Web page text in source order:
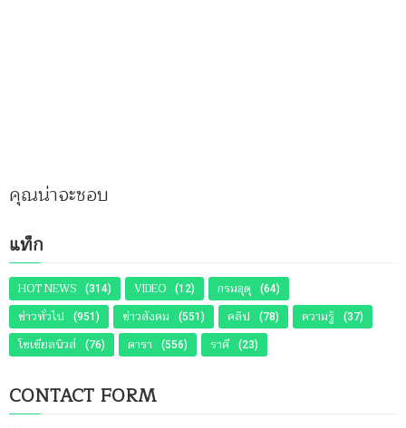
คุณน่าจะชอบ
แท็ก
HOT NEWS (314) VIDEO (12) กรมอุตุ (64)
ข่าวทั่วไป (951) ข่าวสังคม (551) คลิป (78) ความรู้ (37)
โซเชียลนิวส์ (76) ดารา (556) ราศี (23)
CONTACT FORM